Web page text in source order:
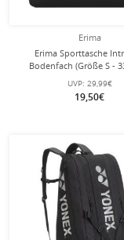
Erima
Erima Sporttasche
Bodenfach (Größe S -
UVP: 29,99€
19,50€